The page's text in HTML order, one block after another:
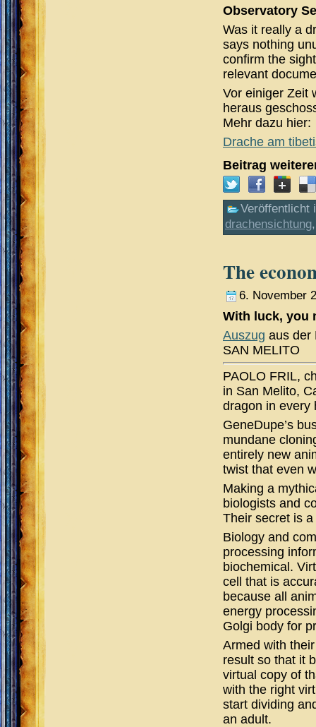
Observatory
Was it really a
says nothing
confirm the
relevant
Vor einiger Zeit
heraus
Mehr dazu hier:
Drache am
Beitrag
Veröffentlicht
drachensichtung
The
6. November
With luck, you
Auszug aus der
SAN MELITO
PAOLO FRIL,
in San Melito,
dragon in every
GeneDupe’s
mundane
entirely new
twist that even
Making a
biologists and
Their secret is
Biology and
processing
biochemical.
cell that is
because all
energy
Golgi body for
Armed with
result so that it
virtual copy of
with the right
start dividing
an adult.